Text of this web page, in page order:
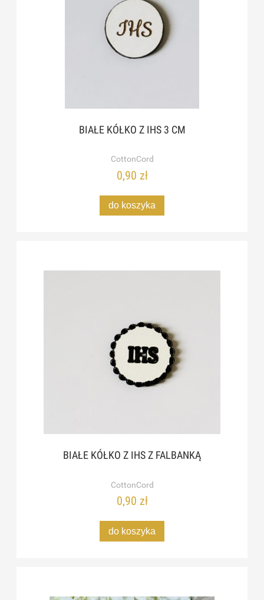
BIAŁE KÓŁKO Z IHS 3 CM
CottonCord
0,90 zł
do koszyka
BIAŁE KÓŁKO Z IHS Z FALBANKĄ
CottonCord
0,90 zł
do koszyka